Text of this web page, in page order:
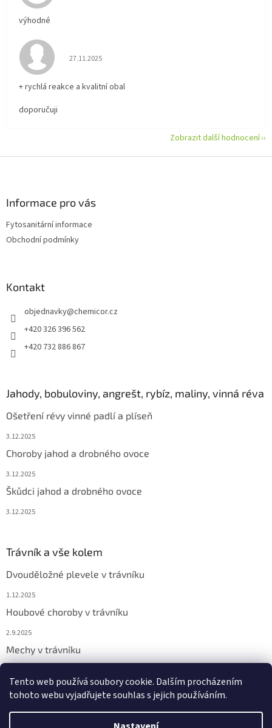
Tento web používá soubory cookie. Dalším procházením
tohoto webu vyjadřujete souhlas s jejich používáním.
výhodné
Hodnocení obchodu je 5 z 5 hvězdiček.
27.11.2025
+ rychlá reakce a kvalitní obal
doporučuji
Zobrazit další hodnocení
Informace pro vás
Fytosanitární informace
Obchodní podmínky
Kontakt
objednavky@chemicor.cz
+420 326 396 562
+420 732 886 867
Jahody, bobuloviny, angrešt, rybíz, maliny, vinná réva
Ošetření révy vinné padlí a plíseň
3.12.2025
Choroby jahod a drobného ovoce
3.12.2025
Škůdci jahod a drobného ovoce
3.12.2025
Trávník a vše kolem
Dvouděložné plevele v trávníku
1.12.2025
Houbové choroby v trávníku
2.9.2025
Mechy v trávníku